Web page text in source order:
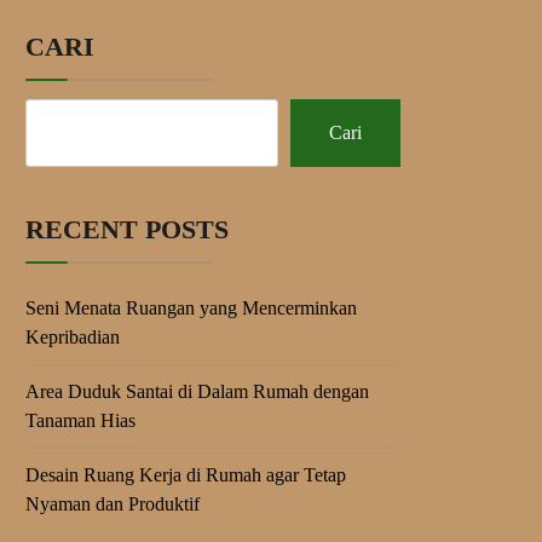
CARI
Cari
RECENT POSTS
Seni Menata Ruangan yang Mencerminkan
Kepribadian
Area Duduk Santai di Dalam Rumah dengan
Tanaman Hias
Desain Ruang Kerja di Rumah agar Tetap
Nyaman dan Produktif